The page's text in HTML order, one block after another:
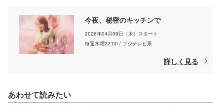
今夜、秘密のキッチンで
2026年04月09日（木）スタート
毎週木曜22:00 / フジテレビ系
詳しく見る
あわせて読みたい